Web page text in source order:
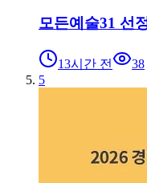
모든예술31 선
13시간 전
38
5